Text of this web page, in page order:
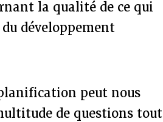
la qualité de ce qui
développement
peut nous
de questions tout